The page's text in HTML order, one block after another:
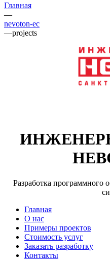
Главная
—
nevoton-ec
—projects
Разработка программного
Главная
О нас
Примеры проектов
Стоимость услуг
Заказать разработку
Контакты